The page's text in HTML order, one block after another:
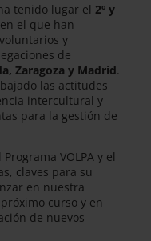
tenido lugar el 2º y
el que han
y
de
Zaragoza y Madrid.
las actitudes
intercultural y
para la gestión de
VOLPA y el
claves para su
en nuestra
curso y en
de nuevos